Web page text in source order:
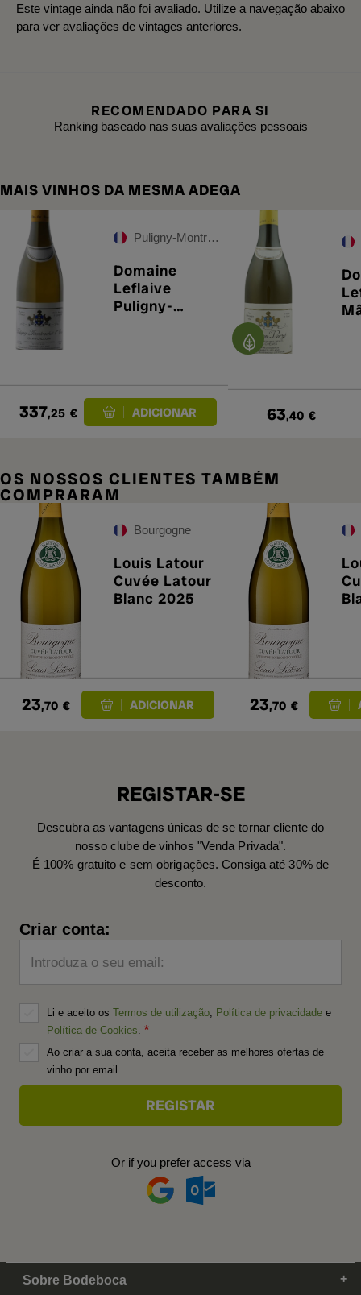
Este vintage ainda não foi avaliado. Utilize a navegação abaixo
para ver avaliações de vintages anteriores.
RECOMENDADO PARA SI
Ranking baseado nas suas avaliações pessoais
MAIS VINHOS DA MESMA ADEGA
Puligny-Montrachet Premier Cru
Domaine
Leflaive
Puligny-
337,25 € 63,40 €
OS NOSSOS CLIENTES TAMBÉM
COMPRARAM
Bourgogne
Louis Latour
Cuvée Latour
Blanc 2025
23,70 € 23,70 €
REGISTAR-SE
Descubra as vantagens únicas de se tornar cliente do
nosso clube de vinhos "Venda Privada".
É 100% gratuito e sem obrigações. Consiga até 30% de
desconto.
Criar conta:
Introduza o seu email:
Li e aceito os Termos de utilização Política de privacidade e
Política de Cookies
Ao criar a sua conta, aceita receber as melhores ofertas de
vinho por email.
Or if you prefer access via
Sobre Bodeboca